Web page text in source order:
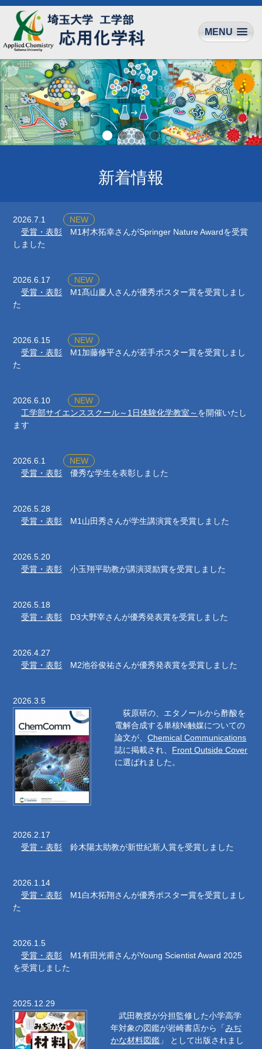
MENU
新着情報
2026.7.1
NEW
受賞・表彰 M1村木拓幸さんがSpringer Nature Awardを受賞
しました
2026.6.17
NEW
受賞・表彰 M1髙山慶人さんが優秀ポスター賞を受賞しまし
た
2026.6.15
NEW
受賞・表彰 M1加藤修平さんが若手ポスター賞を受賞しまし
た
2026.6.10
NEW
工学部サイエンススクール～1日体験化学教室～ を開催いたし
ます
2026.6.1
NEW
受賞・表彰 優秀な学生を表彰しました
2026.5.28
受賞・表彰 M1山田秀さんが学生講演賞を受賞しました
2026.5.20
受賞・表彰 小玉翔平助教が講演奨励賞を受賞しました
2026.5.18
受賞・表彰 D3大野宰さんが優秀発表賞を受賞しました
2026.4.27
受賞・表彰 M2池谷俊祐さんが優秀発表賞を受賞しました
2026.3.5
荻原研の、エタノールから酢酸を
電解合成する単核Ni触媒についての
論文が、Chemical Communications
誌に掲載され、 Front Outside Cover
に選ばれました。
2026.2.17
受賞・表彰 鈴木陽太助教が新世紀新人賞を受賞しました
2026.1.14
受賞・表彰 M1白木拓翔さんが優秀ポスター賞を受賞しまし
た
2026.1.5
受賞・表彰 M1有田光甫さんがYoung Scientist Award 2025
を受賞しました
2025.12.29
武田教授が分担監修した小学高学
年対象の図鑑が岩崎書店から「みぢ
かな材料図鑑 」 として出版されまし